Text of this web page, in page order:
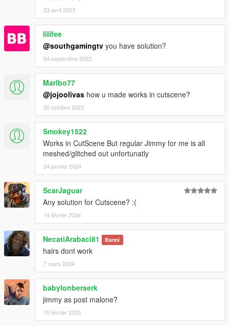
23 avril 2023
lilifee
@southgamingtv you have solution?
24 septembre 2023
Marlbo77
@jojoolivas how u made works in cutscene?
30 octobre 2023
Smokey1522
Works in CutScene But regular Jimmy for me is all
meshed/glitched out unfortunatly
24 janvier 2024
ScarJaguar
Any solution for Cutscene? :(
14 février 2024
NecatiArabaci81 Banni
hairs dont work
7 mars 2024
babylonberserk
jimmy as post malone?
15 février 2025